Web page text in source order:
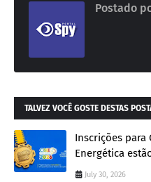
Postado
TALVEZ VOCÊ GOSTE DESTAS
Inscrições para
Energética
July 30, 2026